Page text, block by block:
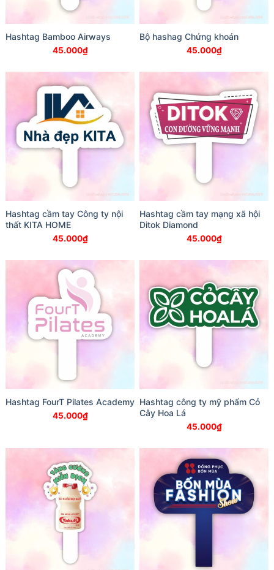
Hashtag Bamboo Airways
45.000₫
Bộ hashag Chứng khoán
45.000₫
Hashtag cầm tay Công ty nội
thất KITA HOME
45.000₫
Hashtag cầm tay mạng xã hội
Ditok Diamond
45.000₫
Hashtag FourT Pilates Academy
45.000₫
Hashtag công ty mỹ phẩm Cỏ
Cây Hoa Lá
45.000₫